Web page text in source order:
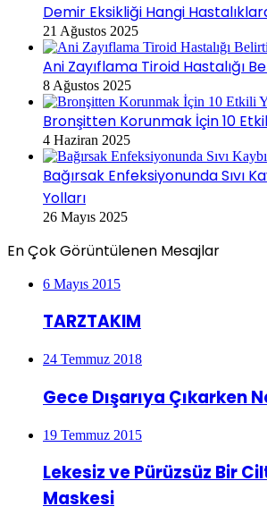
Demir Eksikliği Hangi
21 Ağustos 2025
Ani Zayıflama Tiroid Hastalığı
8 Ağustos 2025
Bronşitten Korunmak İçin 10
4 Haziran 2025
Bağırsak Enfeksiyonunda Sıvı
Yolları
26 Mayıs 2025
En Çok Görüntülenen Mesajlar
6 Mayıs 2015
TARZTAKIM
24 Temmuz 2018
Gece Dışarıya Çıkarken
19 Temmuz 2015
Lekesiz ve Pürüzsüz Bir
Maskesi